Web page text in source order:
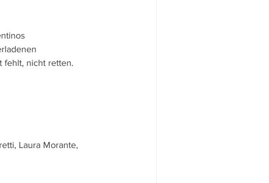
fehlt, nicht retten.
Laura Morante,